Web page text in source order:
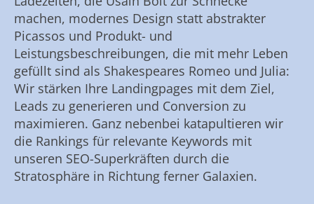
machen, modernes Design statt abstrakter
Picassos und Produkt- und
Leistungsbeschreibungen, die mit mehr Leben
gefüllt sind als Shakespeares Romeo und Julia:
Wir stärken Ihre Landingpages mit dem Ziel,
Leads zu generieren und Conversion zu
maximieren. Ganz nebenbei katapultieren wir
die Rankings für relevante Keywords mit
unseren SEO-Superkräften durch die
Stratosphäre in Richtung ferner Galaxien.